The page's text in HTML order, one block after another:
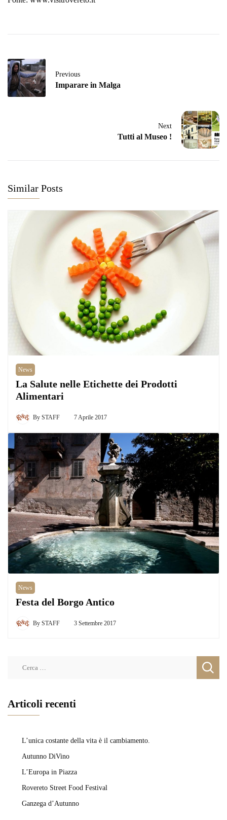
Previous
Imparare in Malga
Next
Tutti al Museo !
Similar Posts
News
La Salute nelle Etichette dei Prodotti
Alimentari
By STAFF 7 Aprile 2017
News
Festa del Borgo Antico
By STAFF 3 Settembre 2017
Articoli recenti
L’unica costante della vita è il cambiamento.
Autunno DiVino
L’Europa in Piazza
Rovereto Street Food Festival
Ganzega d’Autunno